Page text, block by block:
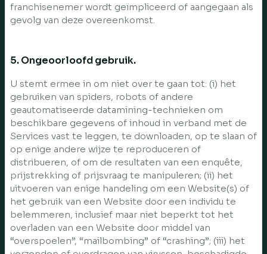
franchisenemer wordt geïmpliceerd of aangegaan als
gevolg van deze overeenkomst.
5. Ongeoorloofd gebruik.
U stemt ermee in om niet over te gaan tot: (i) het
gebruiken van spiders, robots of andere
geautomatiseerde datamining-technieken om
beschikbare gegevens of inhoud in verband met de
Services vast te leggen, te downloaden, op te slaan of
op enige andere wijze te reproduceren of
distribueren, of om de resultaten van een enquête,
prijstrekking of prijsvraag te manipuleren; (ii) het
uitvoeren van enige handeling om een Website(s) of
het gebruik van een Website door een individu te
belemmeren, inclusief maar niet beperkt tot het
overladen van een Website door middel van
“overspoelen”, “mailbombing” of “crashing”; (iii) het